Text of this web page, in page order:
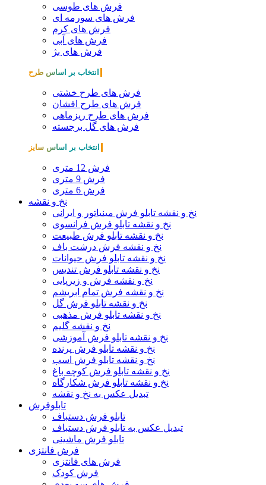
فرش های طوسی
فرش های سورمه ای
فرش های کرم
فرش های آبی
فرش های بژ
انتخاب بر اساس طرح
فرش های طرح خشتی
فرش های طرح افشان
فرش های طرح ریزماهی
فرش های گل برجسته
انتخاب بر اساس سایز
فرش 12 متری
فرش 9 متری
فرش 6 متری
نخ و نقشه
نخ و نقشه تابلو فرش مینیاتور و ایرانی
نخ و نقشه تابلو فرش فرانسوی
نخ و نقشه تابلو فرش طبیعت
نخ و نقشه فرش درشت باف
نخ و نقشه تابلو فرش حیوانات
نخ و نقشه تابلو فرش تندیس
نخ و نقشه فرش و زیرپایی
نخ و نقشه فرش تمام ابریشم
نخ و نقشه تابلو فرش گل
نخ و نقشه تابلو فرش مذهبی
نخ و نقشه گلیم
نخ و نقشه تابلو فرش آموزشی
نخ و نقشه تابلو فرش پرنده
نخ و نقشه تابلو فرش اسب
نخ و نقشه تابلو فرش کوچه باغ
نخ و نقشه تابلو فرش شکارگاه
تبدیل عکس به نخ و نقشه
تابلوفرش
تابلو فرش دستباف
تبدیل عکس به تابلو فرش دستباف
تابلو فرش ماشینی
فرش فانتزی
فرش های فانتزی
فرش کودک